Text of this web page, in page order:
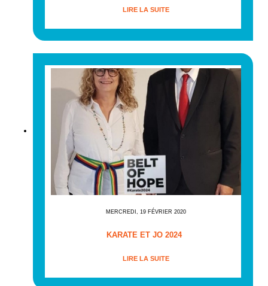
LIRE LA SUITE
MERCREDI, 19 FÉVRIER 2020
KARATE ET JO 2024
LIRE LA SUITE